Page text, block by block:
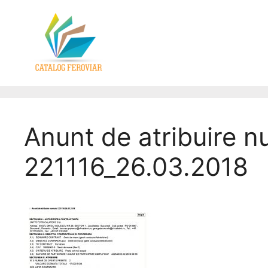
Anunt de atribuire
221116_26.03.2018